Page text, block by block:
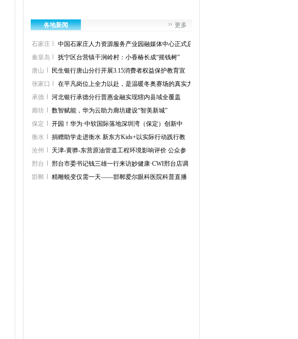
各地新闻 更多
石家庄
中国石家庄人力资源服务产业园融媒体中心正式启
秦皇岛
抚宁区台营镇干涧岭村：小香椿长成“摇钱树”
唐山
民生银行唐山分行开展3.15消费者权益保护教育宣
张家口
在平凡岗位上全力以赴，是温暖冬奥赛场的真实力
承德
河北银行承德分行普惠金融实现辖内县域全覆盖
廊坊
数智赋能，华为云助力廊坊建设“智美新城”
保定
开园！华为·中软国际落地深圳湾（保定）创新中
衡水
捐赠助学走进衡水 新东方Kids+以实际行动践行教
沧州
天津-黄骅-东营原油管道工程环境影响评价 公众参
邢台
邢台市委书记钱三雄一行来访妙健康·CWI邢台店调
邯郸
精雕蜕变仅需一天——邯郸爱尔眼科医院科普直播